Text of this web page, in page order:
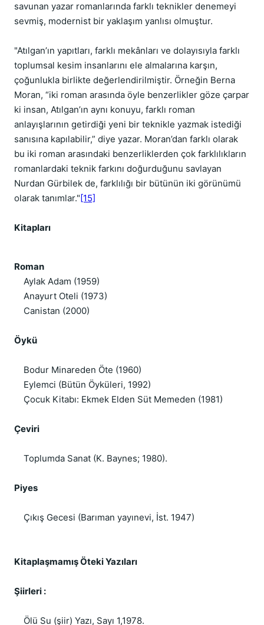
savunan yazar romanlarında farklı teknikler denemeyi
sevmiş, modernist bir yaklaşım yanlısı olmuştur.
"Atılgan’ın yapıtları, farklı mekânları ve dolayısıyla farklı
toplumsal kesim insanlarını ele almalarına karşın,
çoğunlukla birlikte değerlendirilmiştir. Örneğin Berna
Moran, “iki roman arasında öyle benzerlikler göze çarpar
ki insan, Atılgan’ın aynı konuyu, farklı roman
anlayışlarının getirdiği yeni bir teknikle yazmak istediği
sanısına kapılabilir,” diye yazar. Moran’dan farklı olarak
bu iki roman arasındaki benzerliklerden çok farklılıkların
romanlardaki teknik farkını doğurduğunu savlayan
Nurdan Gürbilek de, farklılığı bir bütünün iki görünümü
olarak tanımlar."[15]
Kitapları
Roman
Aylak Adam (1959)
Anayurt Oteli (1973)
Canistan (2000)
Öykü
Bodur Minareden Öte (1960)
Eylemci (Bütün Öyküleri, 1992)
Çocuk Kitabı: Ekmek Elden Süt Memeden (1981)
Çeviri
Toplumda Sanat (K. Baynes; 1980).
Piyes
Çıkış Gecesi (Barıman yayınevi, İst. 1947)
Kitaplaşmamış Öteki Yazıları
Şiirleri :
Ölü Su (şiir) Yazı, Sayı 1,1978.